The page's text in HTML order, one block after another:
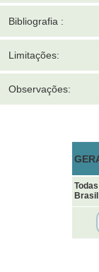
Bibliografia :
Limitações:
Observações: